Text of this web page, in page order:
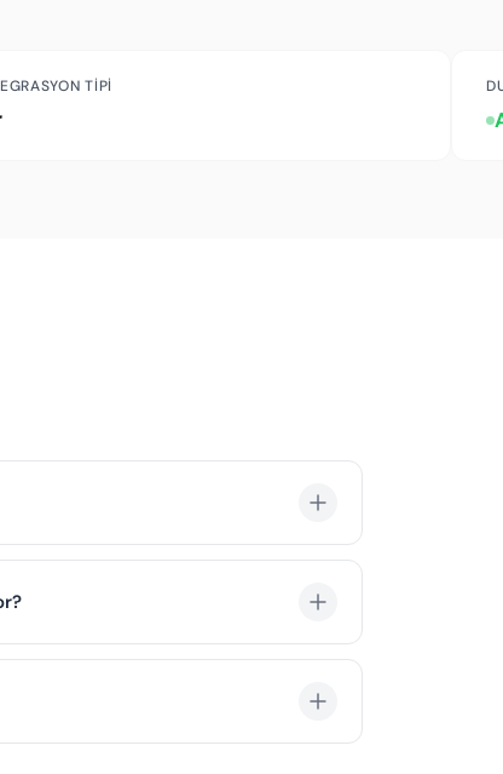
TIPI
düzenledikleri turların rota
bilgisi, katılımcı listesi ve sigorta
aktarır.